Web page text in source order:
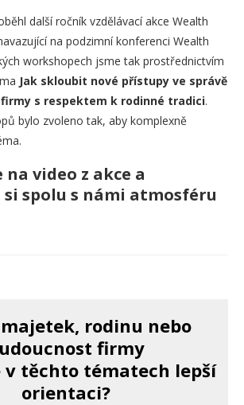
další ročník vzdělávací akce Wealth
na podzimní konferenci Wealth
workshopech jsme tak prostřednictvím
Jak skloubit nové přístupy ve správě
s respektem k rodinné tradici.
bylo zvoleno tak, aby komplexně
na video z akce a
spolu s námi atmosféru
rodinu nebo
firmy
v těchto tématech lepší
orientaci?